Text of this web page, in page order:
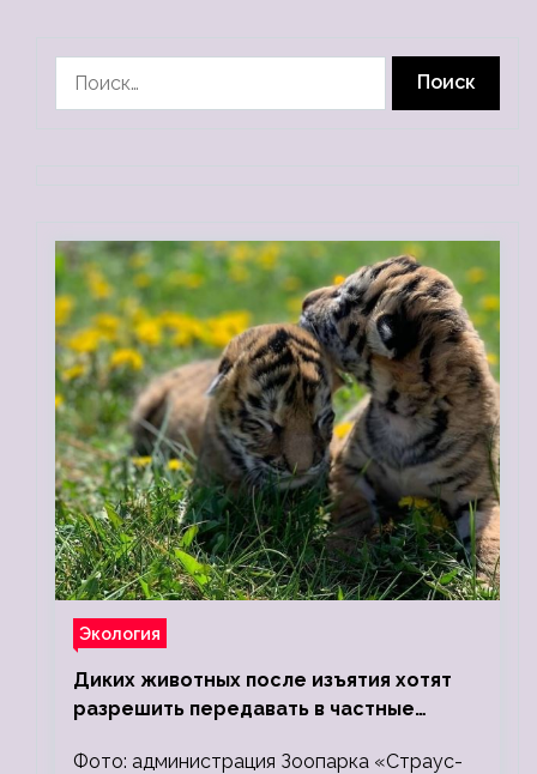
Экология
Диких животных после изъятия хотят
разрешить передавать в частные
Фото: администрация Зоопарка «Страус-